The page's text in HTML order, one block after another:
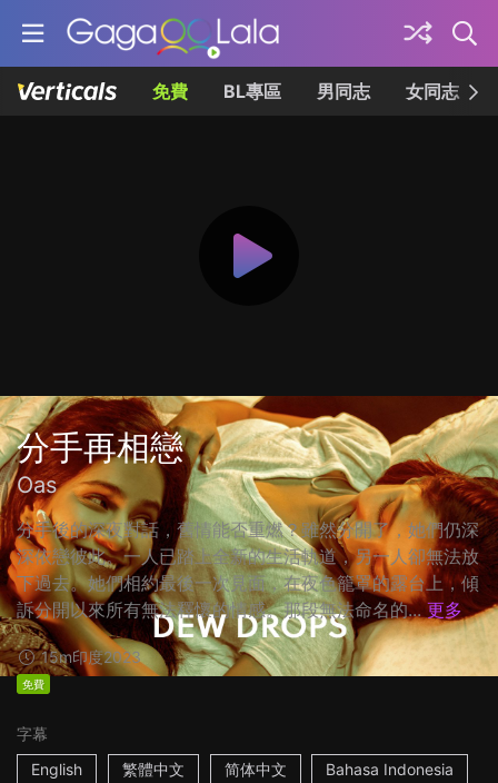
免費 BL專區 男同志 女同志
分手再相戀
Oas
分手後的深夜對話，舊情能否重燃？雖然分開了，她們仍深
深依戀彼此。一人已踏上全新的生活軌道，另一人卻無法放
下過去。她們相約最後一次見面，在夜色籠罩的露台上，傾
訴分開以來所有無法釋懷的情感。那段無法命名的... 更多
15m印度2023
免費
字幕
English
繁體中文 简体中文 Bahasa Indonesia